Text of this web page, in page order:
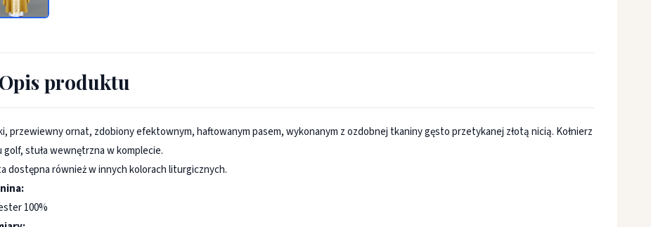
Opis produktu
przewiewny ornat, zdobiony efektownym, haftowanym pasem, wykonanym z ozdobnej tkaniny gęsto przetykanej złotą nicią. Kołnierz
golf, stuła wewnętrzna w komplecie.
dostępna również w innych kolorach liturgicznych.
100%